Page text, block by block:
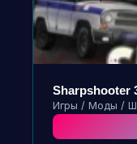
Sharpshooter
Игры / Моды /